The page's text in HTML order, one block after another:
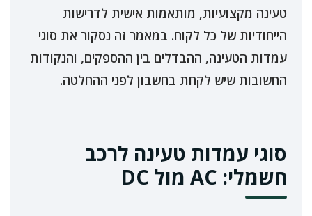
טעינה מקצועיות, מותאמות אישית לדרישות
הייחודיות של כל לקוח. במאמר זה נסקור את סוגי
עמדות הטעינה, ההבדלים בין ההספקים, והנקודות
החשובות שיש לקחת בחשבון לפני ההחלטה.
סוגי עמדות טעינה לרכב
חשמלי: AC מול DC